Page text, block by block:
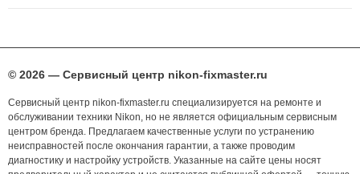
© 2026 — Сервисный центр nikon-fixmaster.ru
Сервисный центр nikon-fixmaster.ru специализируется на ремонте и
обслуживании техники Nikon, но не является официальным сервисным
центром бренда. Предлагаем качественные услуги по устранению
неисправностей после окончания гарантии, а также проводим
диагностику и настройку устройств. Указанные на сайте цены носят